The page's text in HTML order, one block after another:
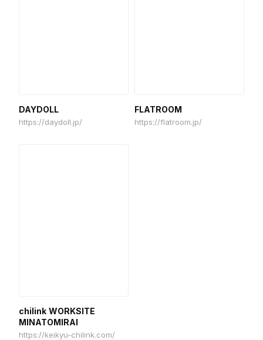
DAYDOLL
https://daydoll.jp/
FLATROOM
https://flatroom.jp/
chilink WORKSITE
MINATOMIRAI
https://keikyu-chilink.com/